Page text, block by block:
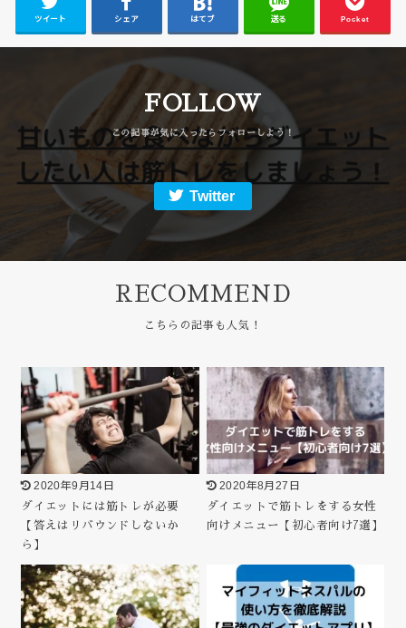
ツイート シェア はてブ 送る Pocket
FOLLOW
Twitter
RECOMMEND
2020年9月14日
ダイエットには筋トレが必要
【答えはリバウンドしないか
ら】
2020年8月27日
ダイエットで筋トレをする女性
向けメニュー【初心者向け7選】